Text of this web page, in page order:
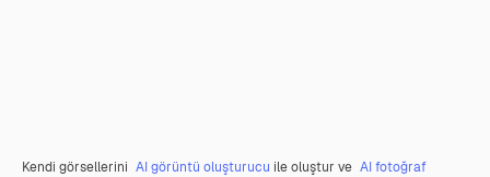
Kendi görsellerini AI görüntü oluşturucu ile oluştur ve AI fotoğraf